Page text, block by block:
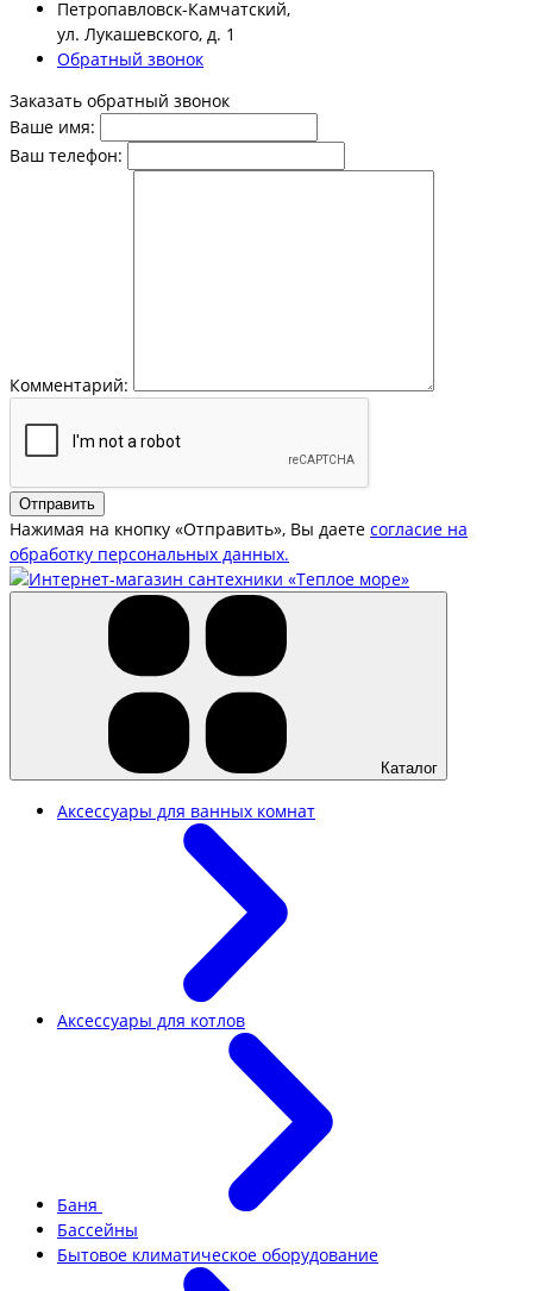
Петропавловск-Камчатский,
ул. Лукашевского, д. 1
Обратный звонок
Заказать обратный звонок
Ваше имя:
Ваш телефон:
Комментарий:
Отправить
Нажимая на кнопку «Отправить», Вы даете согласие на
обработку персональных данных.
Каталог
Аксессуары для ванных комнат
Аксессуары для котлов
Баня
Бассейны
Бытовое климатическое оборудование